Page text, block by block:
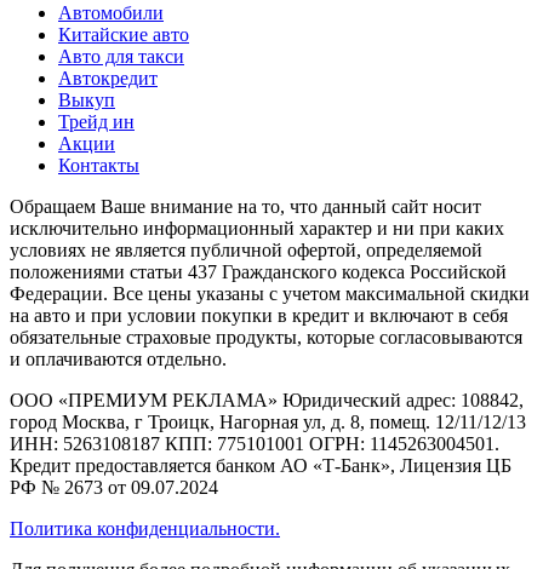
Автомобили
Китайские авто
Авто для такси
Автокредит
Выкуп
Трейд ин
Акции
Контакты
Обращаем Ваше внимание на то, что данный сайт носит
исключительно информационный характер и ни при каких
условиях не является публичной офертой, определяемой
положениями статьи 437 Гражданского кодекса Российской
Федерации. Все цены указаны с учетом максимальной скидки
на авто и при условии покупки в кредит и включают в себя
обязательные страховые продукты, которые согласовываются
и оплачиваются отдельно.
ООО «ПРЕМИУМ РЕКЛАМА» Юридический адрес: 108842,
город Москва, г Троицк, Нагорная ул, д. 8, помещ. 12/11/12/13
ИНН: 5263108187 КПП: 775101001 ОГРН: 1145263004501.
Кредит предоставляется банком АО «Т-Банк», Лицензия ЦБ
РФ № 2673 от 09.07.2024
Политика конфиденциальности.